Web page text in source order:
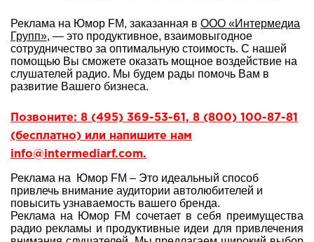
Реклама на Юмор FM, заказанная в ООО «Интермедиа
Групп», — это продуктивное, взаимовыгодное
сотрудничество за оптимальную стоимость. С нашей
помощью Вы сможете оказать мощное воздействие на
слушателей радио. Мы будем рады помочь Вам в
развитие Вашего бизнеса.
Позвоните: 8 (495) 369-53-61, 8 (800) 100-87-81
(бесплатно) или напишите нам
info@intermediarf.com.
Реклама на Юмор FM – Это идеальный способ
привлечь внимание аудитории автолюбителей и
повысить узнаваемость вашего бренда.
Реклама на Юмор FM сочетает в себя преимущества
радио рекламы и продуктивные идеи для привлечения